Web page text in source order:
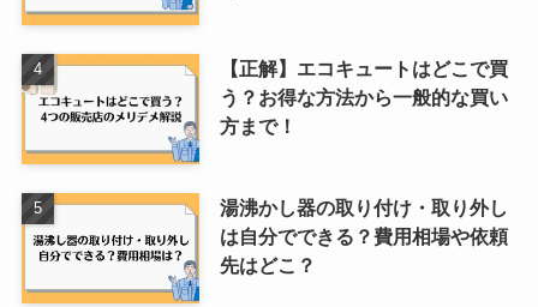
【正解】エコキュートはどこで買
う？お得な方法から一般的な買い
方まで！
湯沸かし器の取り付け・取り外し
は自分でできる？費用相場や依頼
先はどこ？